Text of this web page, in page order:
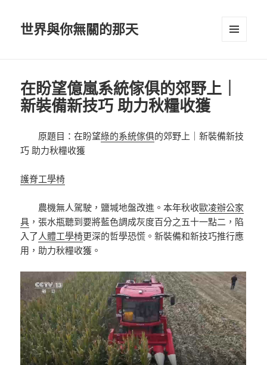
世界與你無關的那天
在盼望億嵐系統傢俱的郊野上｜
新裝備新技巧 助力秋糧收獲
原題目：在盼望綠的系統傢俱的郊野上｜新裝備新技
巧 助力秋糧收獲
護脊工學椅
農機無人駕駛，鹽堿地盤改進。本年秋收歐凌辦公家
具 ，張水瓶聽到要將藍色調成灰度百分之五十一點二，陷
入了人體工學椅更深的哲學恐慌。新裝備和新技巧推行應
用，助力秋糧收獲。